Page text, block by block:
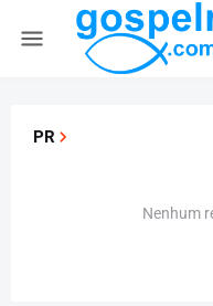
PR
Nenhum